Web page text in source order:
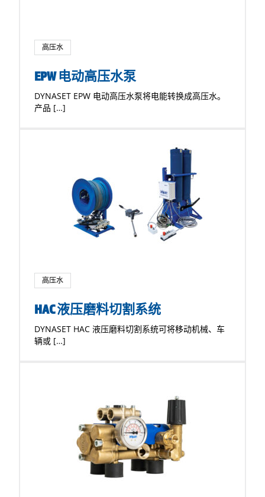
高压水
EPW 电动高压水泵
DYNASET EPW 电动高压水泵将电能转换成高压水。
产品 […]
高压水
HAC 液压磨料切割系统
DYNASET HAC 液压磨料切割系统可将移动机械、车
辆或 […]